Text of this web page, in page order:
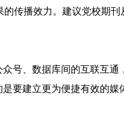
传播效力。建议党校期
号、数据库间的互联互通
要建立更为便捷有效的媒